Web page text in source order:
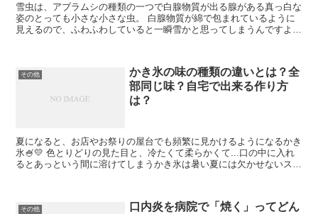
雪虫は、アブラムシの種類の一つで白腺物質が出る腺がある真っ白な
姿のとっても小さな小さな虫。 白腺物質が綿で包まれているように
見えるので、ふわふわしていると一瞬雪かと思ってしまうんですよね
その他
かき氷の味の種類の違いとは？全
部同じ味？自宅で出来る作り方
は？
夏になると、お店やお祭りの屋台でも頻繁に見かけるようになるかき
氷🍧💛 色とりどりの見た目と、冷たくて柔らかくて...口の中に入れ
るとあっという間に溶けてしまうかき氷は暑い夏には欠かせないスイ
その他
口内炎を病院で「焼く」ってどん